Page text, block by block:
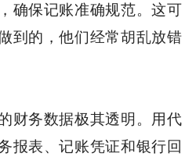
确保记账准确规范。这可
到的，他们经常胡乱放错
财务数据极其透明。用代
报表、记账凭证和银行回